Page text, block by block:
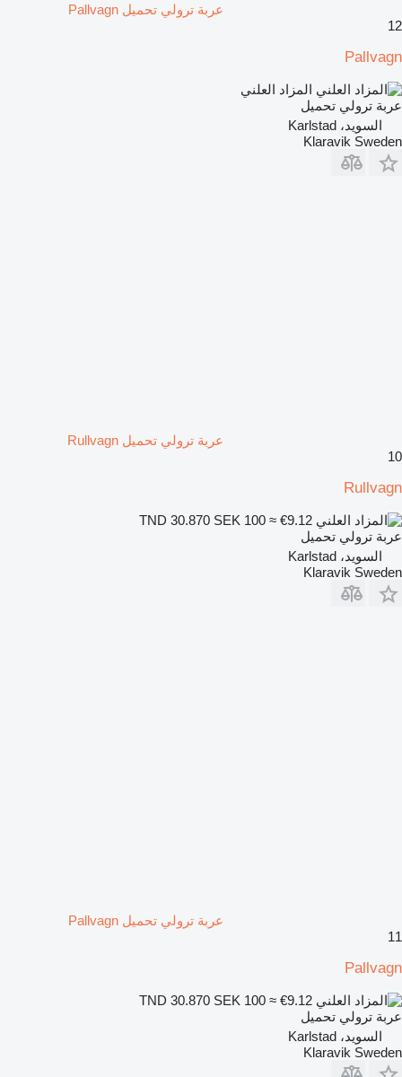
عربة ترولي تحميل Pallvagn
12
Pallvagn
المزاد العلني
عربة ترولي تحميل
السويد، Karlstad
Klaravik Sweden
عربة ترولي تحميل Rullvagn
10
Rullvagn
SEK 100 ≈ €9.12
عربة ترولي تحميل
السويد، Karlstad
Klaravik Sweden
عربة ترولي تحميل Pallvagn
11
Pallvagn
SEK 100 ≈ €9.12
عربة ترولي تحميل
السويد، Karlstad
Klaravik Sweden